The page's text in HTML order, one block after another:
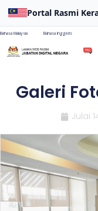
Portal Rasmi
Bahasa Malaysia Bahasa Inggeris
Galeri
Julai